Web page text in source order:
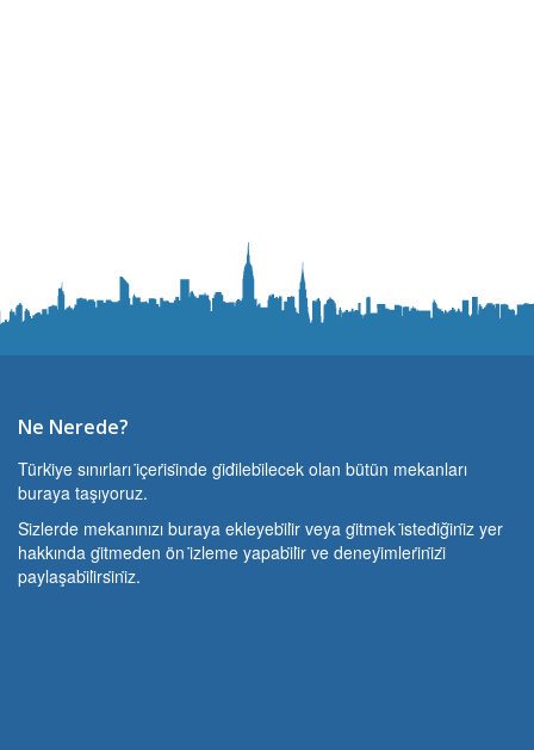
Ne Nerede?
Türki̇ye sınırları i̇çeri̇si̇nde gi̇di̇lebi̇lecek olan bütün mekanları
buraya taşıyoruz.
Si̇zlerde mekanınızı buraya ekleyebi̇li̇r veya gi̇tmek i̇stedi̇ği̇ni̇z yer
hakkında gi̇tmeden ön i̇zleme yapabi̇li̇r ve deneyi̇mleri̇ni̇zi̇
paylaşabi̇li̇rsi̇ni̇z.